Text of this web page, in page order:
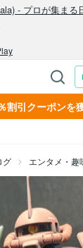
割引クーポンを
グ エンタメ・趣